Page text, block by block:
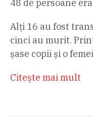
48 de persoane
Alți 16 au fost
cinci au murit.
șase copii și o
Citeşte mai mult